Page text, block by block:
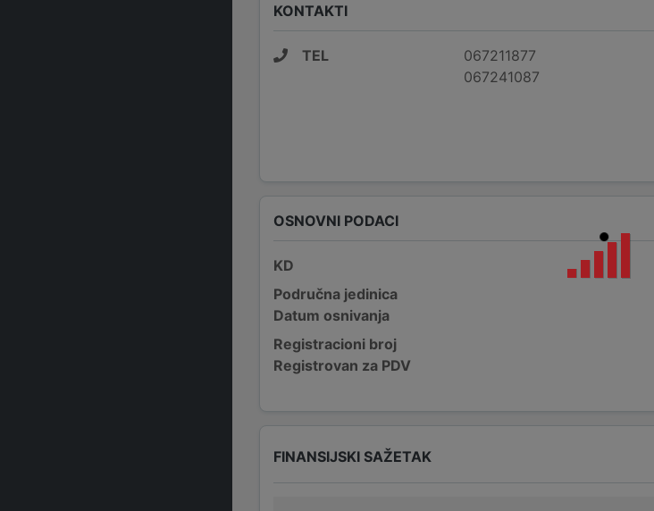
KONTAKTI
TEL
067211877
067241087
OSNOVNI PODACI
KD
Područna jedinica
Datum osnivanja
Registracioni broj
Registrovan za PDV
FINANSIJSKI SAŽETAK